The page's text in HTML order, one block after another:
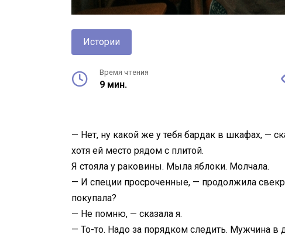
Истории
Время чтения
9 мин.
— Нет, ну какой же у тебя бардак в шкафах, —
хотя ей место рядом с плитой.
Я стояла у раковины. Мыла яблоки. Молчала.
— И специи просроченные, — продолжила
покупала?
— Не помню, — сказала я.
— То-то. Надо за порядком следить. Мужчина в